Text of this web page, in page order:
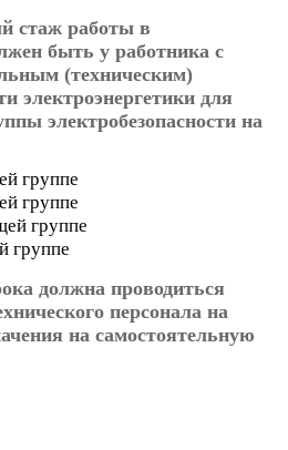
стаж работы в
быть у работника с
(техническим)
электроэнергетики для
электробезопасности на
группе
группе
группе
группе
должна проводиться
персонала на
на самостоятельную